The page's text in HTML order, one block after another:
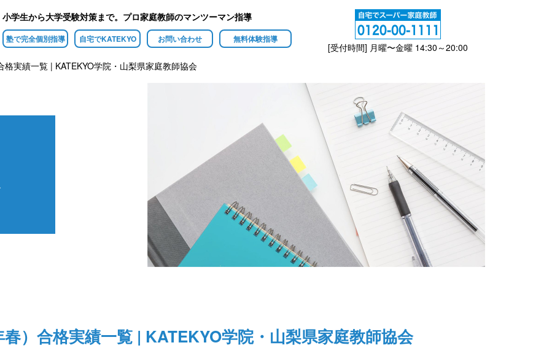
小学生から大学受験対策まで。プロ家庭教師のマンツーマン指導
塾で完全個別指導 自宅でKATEKYO お問い合わせ 無料体験指導
[受付時間] 月曜〜金曜 14:30～20:00
実績一覧 | KATEKYO学院・山梨県家庭教師協会
）合格実績一覧 | KATEKYO学院・山梨県家庭教師協会